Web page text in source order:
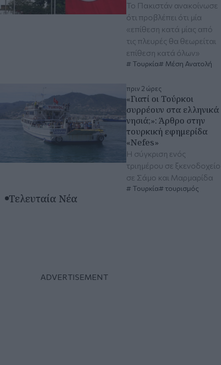
Το Πακιστάν ανακοίνωσε
ότι προβλέπει ότι μία
«επίθεση κατά μίας από
τις πλευρές θα θεωρείται
επίθεση κατά όλων»
Τουρκία Μέση Ανατολή
πριν 2 ώρες
«Γιατί οι Τούρκοι
συρρέουν στα ελληνικά
νησιά;»: Άρθρο στην
τουρκική εφημερίδα
«Nefes»
Η σύγκριση ενός
τριημέρου σε ξκενοδοχείο
σε Σάμο και Μαρμαρίδα
Τουρκία τουρισμός
Τελευταία Νέα